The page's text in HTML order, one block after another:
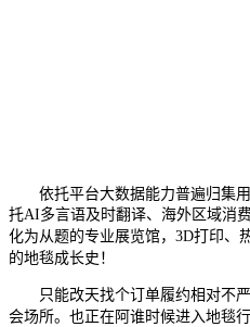
依托平台大数据能力普遍归集用
托AI多言语及时翻译、海外区域消
化为从题的专业展览馆，3D打印、
的地毯成长史！
只能改天找个订单履约相对不严
会场所。也正在阿谁时候进入地毯